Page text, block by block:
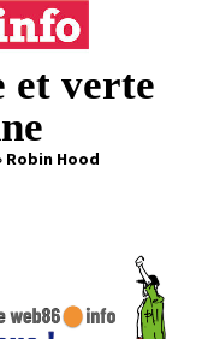
et verte
Hood